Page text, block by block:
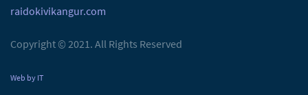
raidokivikangur.com
Copyright © 2021. All Rights Reserved
Web by IT